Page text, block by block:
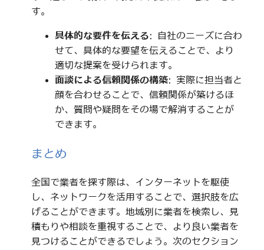
す。
具体的な要件を伝える: 自社のニーズに合わ
せて、具体的な要望を伝えることで、より
適切な提案を受けられます。
面談による信頼関係の構築: 実際に担当者と
顔を合わせることで、信頼関係が築けるほ
か、質問や疑問をその場で解消することが
できます。
まとめ
全国で業者を探す際は、インターネットを駆使
し、ネットワークを活用することで、選択肢を広
げることができます。地域別に業者を検索し、見
積もりや相談を重視することで、より良い業者を
見つけることができるでしょう。次のセクション